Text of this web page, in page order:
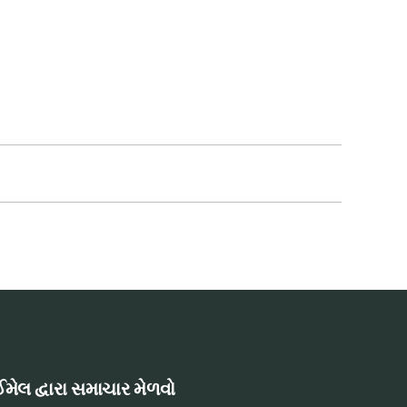
દ્વારા સમાચાર મેળવો